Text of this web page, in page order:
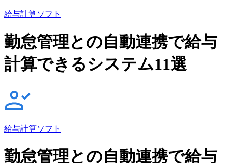
給与計算ソフト
勤怠管理との自動連携で給与
計算できるシステム11選
給与計算ソフト
勤怠管理との自動連携で給与